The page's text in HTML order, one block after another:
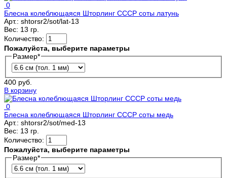
0
Блесна колеблющаяся Шторлинг СССР соты латунь
Арт.: shtorsr2/sot/lat-13
Вес: 13 гр.
Количество:
Пожалуйста, выберите параметры
Размер*
400 руб.
В корзину
0
Блесна колеблющаяся Шторлинг СССР соты медь
Арт.: shtorsr2/sot/med-13
Вес: 13 гр.
Количество:
Пожалуйста, выберите параметры
Размер*